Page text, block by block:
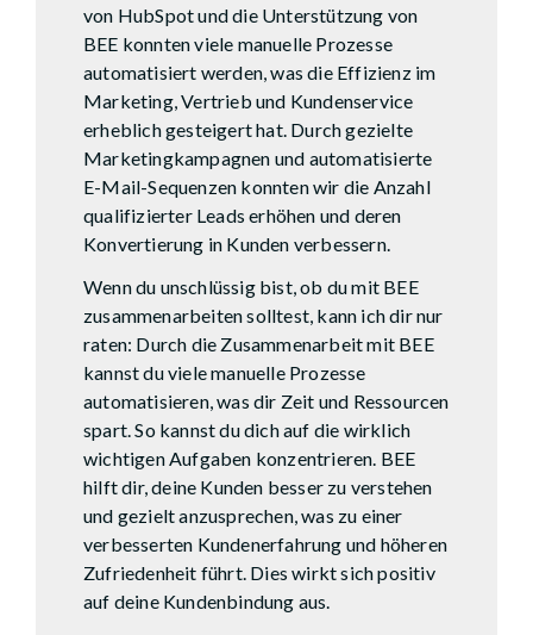
von HubSpot und die Unterstützung von
BEE konnten viele manuelle Prozesse
automatisiert werden, was die Effizienz im
Marketing, Vertrieb und Kundenservice
erheblich gesteigert hat. Durch gezielte
Marketingkampagnen und automatisierte
E-Mail-Sequenzen konnten wir die Anzahl
qualifizierter Leads erhöhen und deren
Konvertierung in Kunden verbessern.
Wenn du unschlüssig bist, ob du mit BEE
zusammenarbeiten solltest, kann ich dir nur
raten: Durch die Zusammenarbeit mit BEE
kannst du viele manuelle Prozesse
automatisieren, was dir Zeit und Ressourcen
spart. So kannst du dich auf die wirklich
wichtigen Aufgaben konzentrieren. BEE
hilft dir, deine Kunden besser zu verstehen
und gezielt anzusprechen, was zu einer
verbesserten Kundenerfahrung und höheren
Zufriedenheit führt. Dies wirkt sich positiv
auf deine Kundenbindung aus.